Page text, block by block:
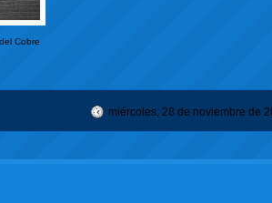
Cobre
miércoles, 28 de noviembre de